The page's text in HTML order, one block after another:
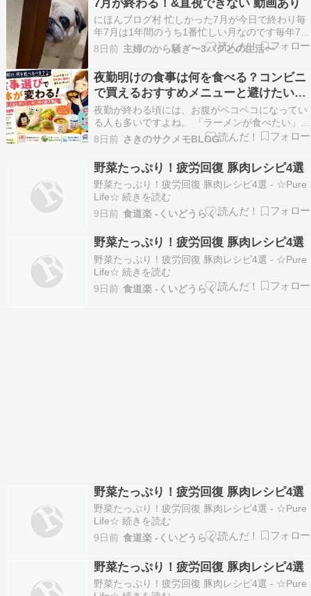
シューズ スニーカー ウ…
にほんブログ村 忙しかった7月が今日で終わり毎
年7月は1年間のうち1番忙しい月なのです毎年7月
をやり切ったとホッとします????両親、パパさ
ん、3パグが元気じゃないと私の活動が出来ない
訳で私も含めて皆んなが元気じゃないとねそして
年末に向けてじっくりしっかり頑張りますお風呂
上がり…
8日前 主婦のから騒ぎ〜3パグとの生活〜
夜勤明けの食事は何を食べる？コンビニ
で買えるおすすめメニューと避けたい食
べ物を徹底解説
夜勤が終わる頃には、お腹がペコペコになってい
る人も多いですよね。 「ラーメンが食べたい」
「揚げ物が食べたい」 「何も作る気力がないから
コンビニで済ませたい」 こんな経験がある人は少
なくありません。 私自身も夜勤明けは、仕事を終
えた解放感からがっつりした食事が食べたくなる
ことが…
8日前 さきのサクメモBLOG
野菜たっぷり！疲労回復 豚肉レシピ4選
野菜たっぷり！疲労回復 豚肉レシピ4選 - ☆Pure
Life☆ 続きを読む
9日前 食道楽 -くいどうらく-
野菜たっぷり！疲労回復 豚肉レシピ4選
野菜たっぷり！疲労回復 豚肉レシピ4選 - ☆Pure
Life☆ 続きを読む
9日前 食道楽 -くいどうらく-
野菜たっぷり！疲労回復 豚肉レシピ4選
野菜たっぷり！疲労回復 豚肉レシピ4選 - ☆Pure
Life☆ 続きを読む
9日前 食道楽 -くいどうらく-
野菜たっぷり！疲労回復 豚肉レシピ4選
野菜たっぷり！疲労回復 豚肉レシピ4選 - ☆Pure